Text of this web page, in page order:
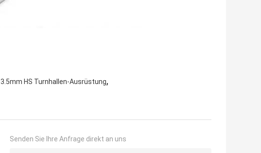
3.5mm HS Turnhallen-Ausrüstung,
Senden Sie Ihre Anfrage direkt an uns